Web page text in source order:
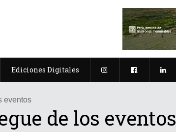
Ediciones Digitales . . .
eventos
de los eventos